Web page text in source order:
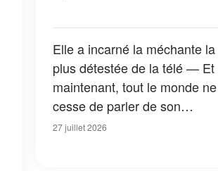
Elle a incarné la méchante la
plus détestée de la télé — Et
maintenant, tout le monde ne
cesse de parler de son
apparition dans la nouvelle
27 juillet 2026